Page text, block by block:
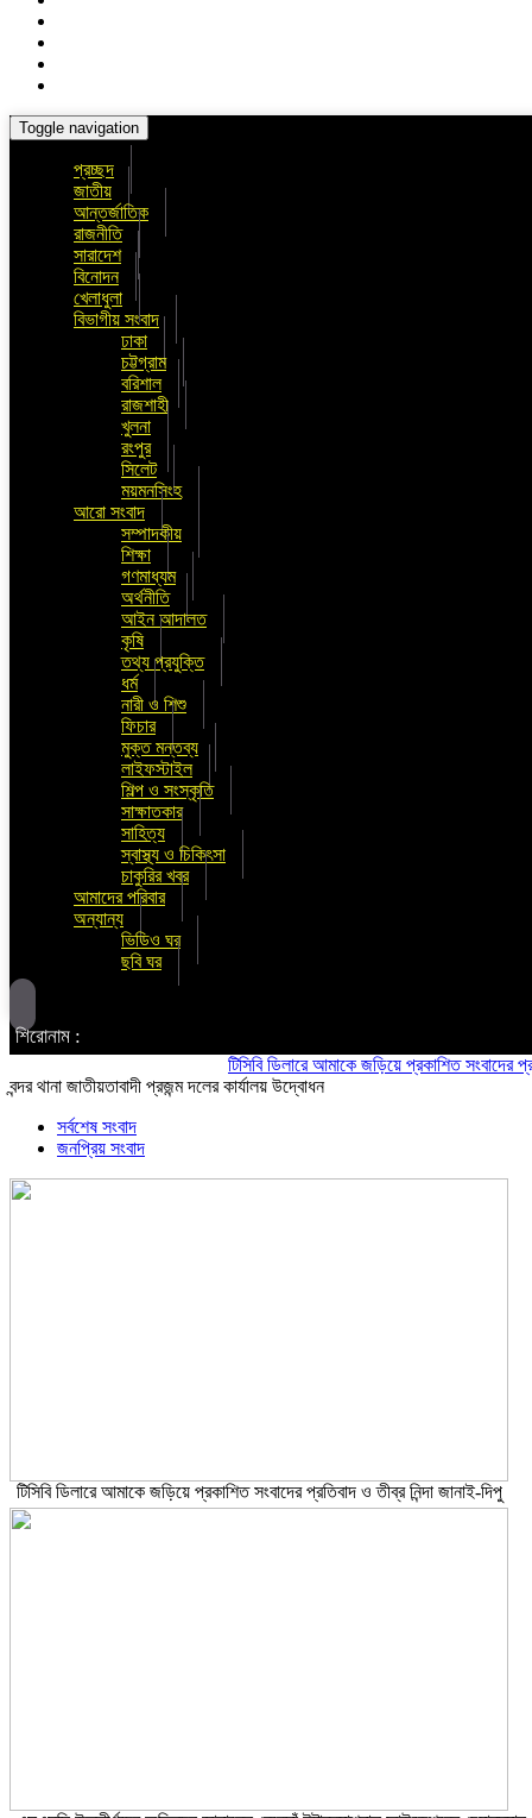
Toggle navigation
প্রচ্ছদ
জাতীয়
আন্তর্জাতিক
রাজনীতি
সারাদেশ
বিনোদন
খেলাধুলা
বিভাগীয় সংবাদ
ঢাকা
চট্টগ্রাম
বরিশাল
রাজশাহী
খুলনা
রংপুর
সিলেট
ময়মনসিংহ
আরো সংবাদ
সম্পাদকীয়
শিক্ষা
গণমাধ্যম
অর্থনীতি
আইন আদালত
কৃষি
তথ্য প্রযুক্তি
ধর্ম
নারী ও শিশু
ফিচার
মুক্ত মন্তব্য
লাইফস্টাইল
শিল্প ও সংস্কৃতি
সাক্ষাতকার
সাহিত্য
স্বাস্থ্য ও চিকিৎসা
চাকুরির খবর
আমাদের পরিবার
অন্যান্য
ভিডিও ঘর
ছবি ঘর
শিরোনাম :
টিসিবি ডিলারে আমাকে জড়িয়ে প্রকাশিত সংবাদের প্রতিবাদ
বন্দর থানা জাতীয়তাবাদী প্রজন্ম দলের কার্যালয় উদ্বোধন
সর্বশেষ সংবাদ
জনপ্রিয় সংবাদ
টিসিবি ডিলারে আমাকে জড়িয়ে প্রকাশিত সংবাদের প্রতিবাদ ও তীব্র নিন্দা জানাই-দিপু